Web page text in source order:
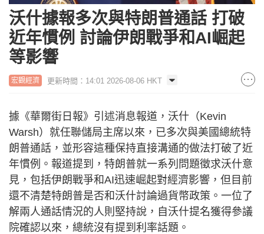
沃什據報多次與特朗普通話 打破
近年慣例 討論伊朗戰爭和AI崛起
等影響
宏觀經濟 更新時間：14:01 2026-08-06 HKT
據《華爾街日報》引述消息報道，沃什（Kevin
Warsh）就任聯儲局主席以來，已多次與美國總統特
朗普通話，並形容這種保持直接溝通的做法打破了近
年慣例。報道提到，特朗普就一系列問題徵求沃什意
見，包括伊朗戰爭和AI迅速崛起對經濟影響，但目前
還不清楚特朗普是否和沃什討論過貨幣政策。一位了
解兩人通話情況的人則堅持說，自沃什提名獲得參議
院確認以來，總統沒有提到利率話題。